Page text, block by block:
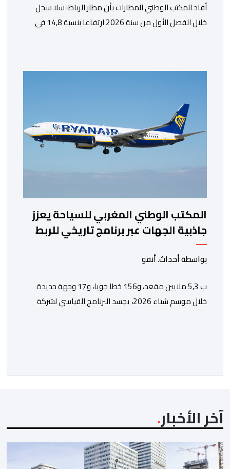
أفاد المكتب الوطني للمطارات بأن مطار الرباط-سلا سجل
خلال الفصل الأول من سنة 2026 ارتفاعا بنسبة 14,8 في
مسافرا خلال الستة أشهر الأولى من السنة الجارية، مقابل
المكتب الوطني المغربي للسياحة يعزز
جاذبية الجهات عبر برنامج تاريخي للربط
الجوي مع شركة "رايان إير"
بواسطة أحداث. أنفو
ب 5,3 ملايين مقعد، و156 خطا جويا، و17 وجهة جديدة
خلال موسم شتاء 2026، يجسد البرنامج القياسي لشركة
الدينامية المتواصلة لاستراتيجيته في مجال النقل الجوي، […]
آخر الأخبار